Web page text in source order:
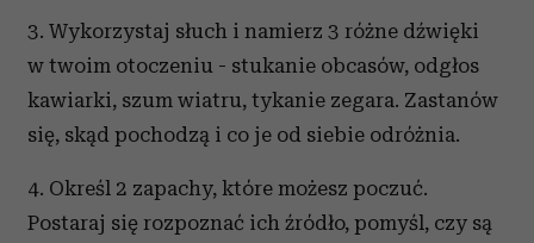
3. Wykorzystaj słuch i namierz 3 różne dźwięki
w twoim otoczeniu - stukanie obcasów, odgłos
kawiarki, szum wiatru, tykanie zegara. Zastanów
się, skąd pochodzą i co je od siebie odróżnia.
4. Określ 2 zapachy, które możesz poczuć.
Postaraj się rozpoznać ich źródło, pomyśl, czy są